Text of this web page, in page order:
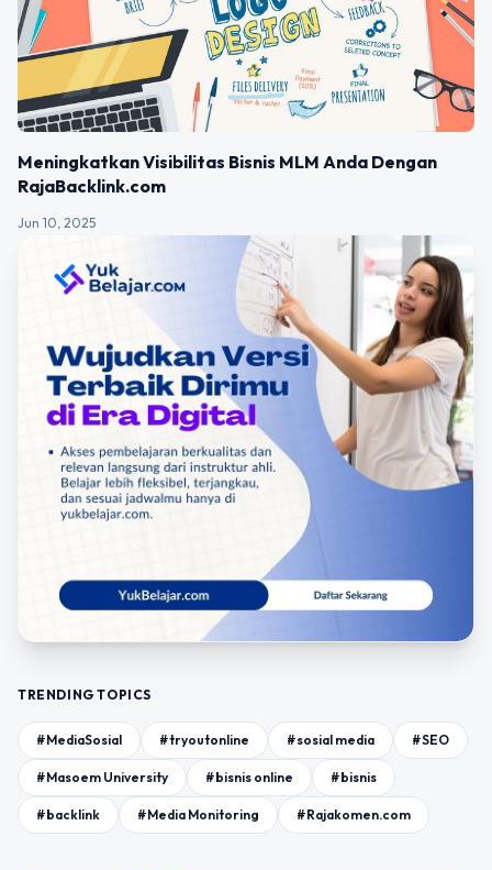
Meningkatkan Visibilitas Bisnis MLM Anda Dengan
RajaBacklink.com
Jun 10, 2025
TRENDING TOPICS
#MediaSosial #tryoutonline #sosial media #SEO
#Masoem University #bisnis online #bisnis
#backlink #Media Monitoring #Rajakomen.com